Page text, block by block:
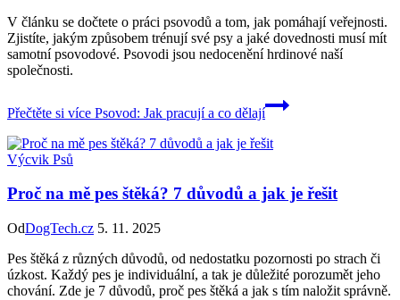
V článku se dočtete o práci psovodů a tom, jak pomáhají veřejnosti.
Zjistíte, jakým způsobem trénují své psy a jaké dovednosti musí mít
samotní psovodové. Psovodi jsou nedocenění hrdinové naší
společnosti.
Přečtěte si více Psovod: Jak pracují a co dělají
Výcvik Psů
Proč na mě pes štěká? 7 důvodů a jak je řešit
OdDogTech.cz 5. 11. 2025
Pes štěká z různých důvodů, od nedostatku pozornosti po strach či
úzkost. Každý pes je individuální, a tak je důležité porozumět jeho
chování. Zde je 7 důvodů, proč pes štěká a jak s tím naložit správně.